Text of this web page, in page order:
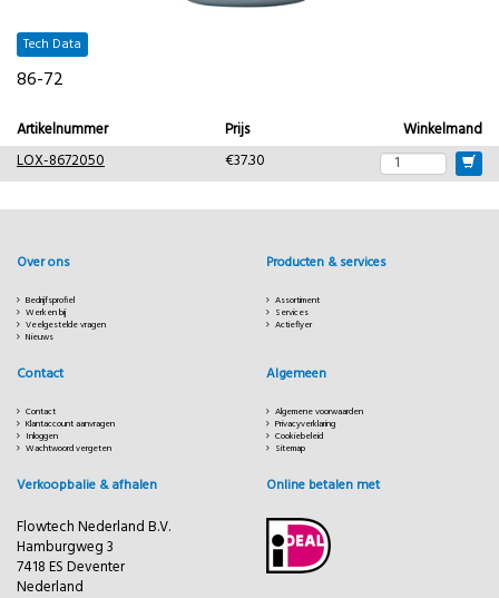
Tech Data
86-72
Artikelnummer Prijs
Winkelmand
LOX-8672050
€37.30
Over ons
Bedrijfsprofiel
Werken bij
Veelgestelde vragen
Nieuws
Producten & services
Assortiment
Services
Actieflyer
Contact
Contact
Klantaccount aanvragen
Inloggen
Wachtwoord vergeten
Algemeen
Algemene voorwaarden
Privacyverklaring
Cookiebeleid
Sitemap
Verkoopbalie & afhalen
Flowtech Nederland B.V.
Hamburgweg 3
7418 ES Deventer
Nederland
Online betalen met